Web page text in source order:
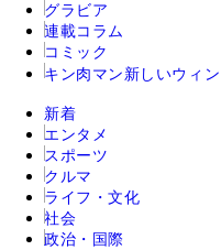
グラビア
連載コラム
コミック
キン肉マン 新しいウィ
新着
エンタメ
スポーツ
クルマ
ライフ・文化
社会
政治・国際